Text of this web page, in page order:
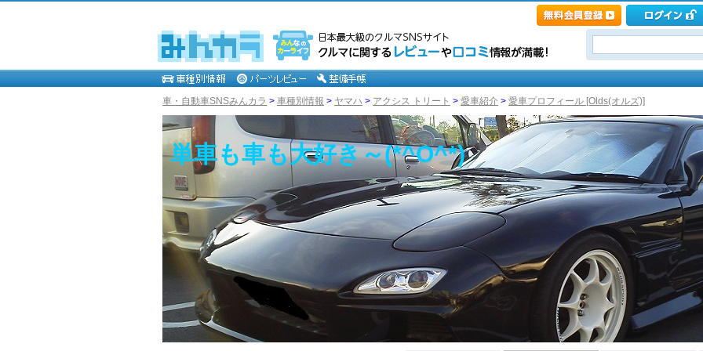
車・自動車SNSみんカラ > 車種別情報 > ヤマハ > アクシス トリート > 愛車紹介 > 愛車プロフィール [Olds(オルズ)]
単車も車も大好き～(*^O^*)